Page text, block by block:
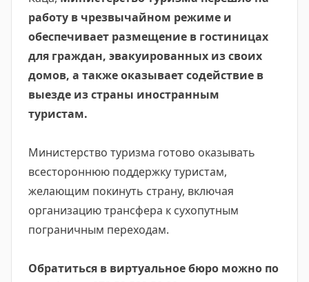
работу в чрезвычайном режиме и
обеспечивает размещение в гостиницах
для граждан, эвакуированных из своих
домов, а также оказывает содействие в
выезде из страны иностранным
туристам.
Министерство туризма готово оказывать
всестороннюю поддержку туристам,
желающим покинуть страну, включая
организацию трансфера к сухопутным
пограничным переходам.
Обратиться в виртуальное бюро можно по